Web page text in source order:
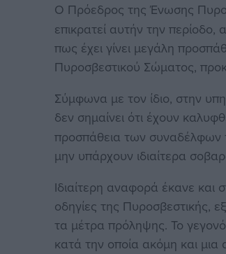
Ο Πρόεδρος της Ένωσης
επικρατεί αυτήν την
πως έχει γίνει μεγάλη
Πυροσβεστικού Σώματος,
Σύμφωνα με τον ίδιο, στην
δεν σημαίνει ότι έχουν
προσπάθεια των συναδέλφων
μην υπάρχουν ιδιαίτερα
Ιδιαίτερη αναφορά έκανε και
οδηγίες της Πυροσβεστικής,
τα μέτρα πρόληψης. Το
κατά την οποία ακόμη και